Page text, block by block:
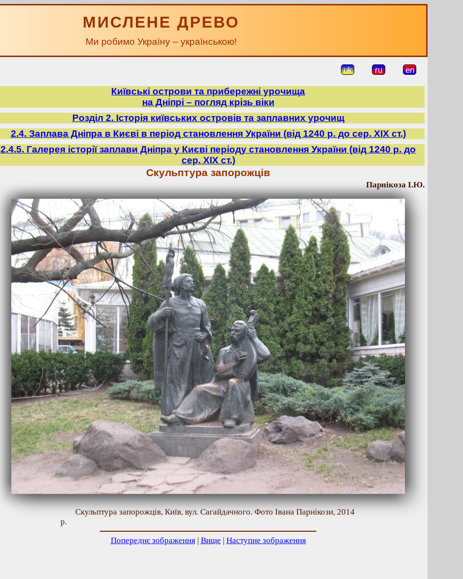
МИСЛЕНЕ ДРЕВО
Ми робимо Україну – українською!
uk ru en
Київські острови та прибережні урочища
на Дніпрі – погляд крізь віки
Розділ 2. Історія київських островів та заплавних урочищ
2.4. Заплава Дніпра в Києві в період становлення України (від 1240 р. до сер. ХІХ ст.)
2.4.5. Галерея історії заплави Дніпра у Києві періоду становлення України (від 1240 р. до
сер. ХІХ ст.)
Скульптура запорожців
Парнікоза І.Ю.
Скульптура запорожців, Київ, вул. Сагайдачного. Фото Івана Парнікози, 2014
р.
Попереднє зображення| Вище | Наступне зображення